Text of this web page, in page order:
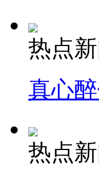
热点
真心
热点